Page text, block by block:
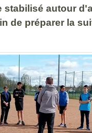
stabilisé autour
de préparer la